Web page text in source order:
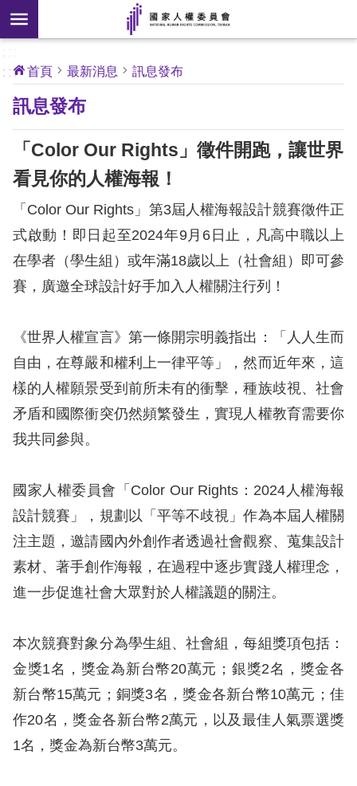
前往主要內容區塊
搜
尋
開
新
核
心
人
權
公
約
關
於
本
會
最
消
息
人
權
業
核
心
人
權
公
陳
情
申
訴
:::
首頁 最新消息 訊息發布
訊息發布
「Color Our Rights」徵件開跑，讓世界
看見你的人權海報！
「Color Our Rights」第3屆人權海報設計競賽徵件正
式啟動！即日起至2024年9月6日止，凡高中職以上
在學者（學生組）或年滿18歲以上（社會組）即可參
賽，廣邀全球設計好手加入人權關注行列！
《世界人權宣言》第一條開宗明義指出：「人人生而
自由，在尊嚴和權利上一律平等」，然而近年來，這
樣的人權願景受到前所未有的衝擊，種族歧視、社會
矛盾和國際衝突仍然頻繁發生，實現人權教育需要你
我共同參與。
國家人權委員會「Color Our Rights：2024人權海報
設計競賽」，規劃以「平等不歧視」作為本屆人權關
注主題，邀請國內外創作者透過社會觀察、蒐集設計
素材、著手創作海報，在過程中逐步實踐人權理念，
進一步促進社會大眾對於人權議題的關注。
本次競賽對象分為學生組、社會組，每組獎項包括：
金獎1名，獎金為新台幣20萬元；銀獎2名，獎金各
新台幣15萬元；銅獎3名，獎金各新台幣10萬元；佳
作20名，獎金各新台幣2萬元，以及最佳人氣票選獎
1名，獎金為新台幣3萬元。